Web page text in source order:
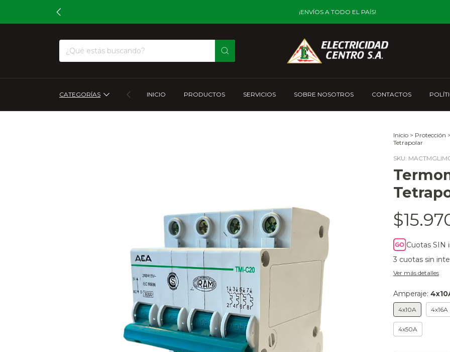
¡ENVÍOS A TODO EL PAÍS!
CATEGORÍAS INICIO PRODUCTOS SERVICIOS SOBRE NOSOTROS CONTACTOS
Inicio > Protección >
Tetrapolar
SKU:
Cuotas SIN
3 cuotas sin
Ver más detalles
Amperaje:
4x10A 4x16A
4x50A